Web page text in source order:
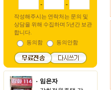
- -
작성해주시는 연락처는 문의 및
상담을 위해 수집하며 5년간 보관
합니다.
동의함
동의안함
임은자